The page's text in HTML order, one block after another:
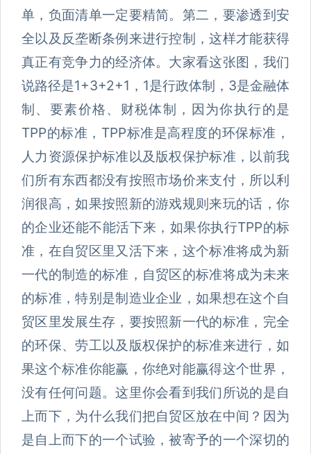
单，负面清单一定要精简。第二，要渗透到安
全以及反垄断条例来进行控制，这样才能获得
真正有竞争力的经济体。大家看这张图，我们
说路径是1+3+2+1，1是行政体制，3是金融体
制、要素价格、财税体制，因为你执行的是
TPP的标准，TPP标准是高程度的环保标准，
人力资源保护标准以及版权保护标准，以前我
们所有东西都没有按照市场价来支付，所以利
润很高，如果按照新的游戏规则来玩的话，你
的企业还能不能活下来，如果你执行TPP的标
准，在自贸区里又活下来，这个标准将成为新
一代的制造的标准，自贸区的标准将成为未来
的标准，特别是制造业企业，如果想在这个自
贸区里发展生存，要按照新一代的标准，完全
的环保、劳工以及版权保护的标准来进行，如
果这个标准你能赢，你绝对能赢得这个世界，
没有任何问题。这里你会看到我们所说的是自
上而下，为什么我们把自贸区放在中间？因为
是自上而下的一个试验，被寄予的一个深切的